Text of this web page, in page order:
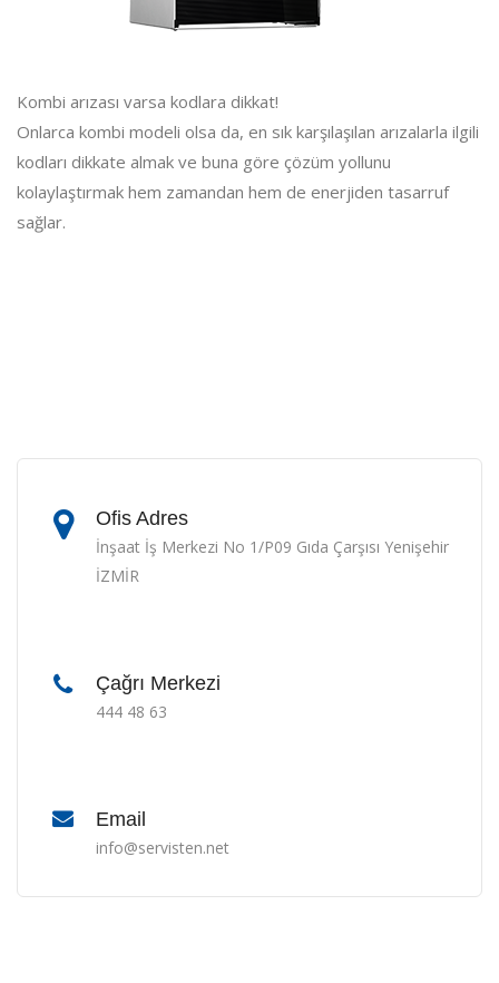
Kombi arızası varsa kodlara dikkat!
Onlarca kombi modeli olsa da, en sık karşılaşılan arızalarla ilgili
kodları dikkate almak ve buna göre çözüm yollunu
kolaylaştırmak hem zamandan hem de enerjiden tasarruf
sağlar.
Ofis Adres
İnşaat İş Merkezi No 1/P09 Gıda Çarşısı Yenişehir
İZMİR
Çağrı Merkezi
444 48 63
Email
info@servisten.net